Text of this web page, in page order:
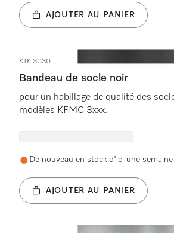
AJOUTER AU PANIER
KTK 3030
Bandeau de socle noir
pour un habillage de qualité des
modèles KFMC 3xxx.
De nouveau en stock d'ici une semaine
AJOUTER AU PANIER